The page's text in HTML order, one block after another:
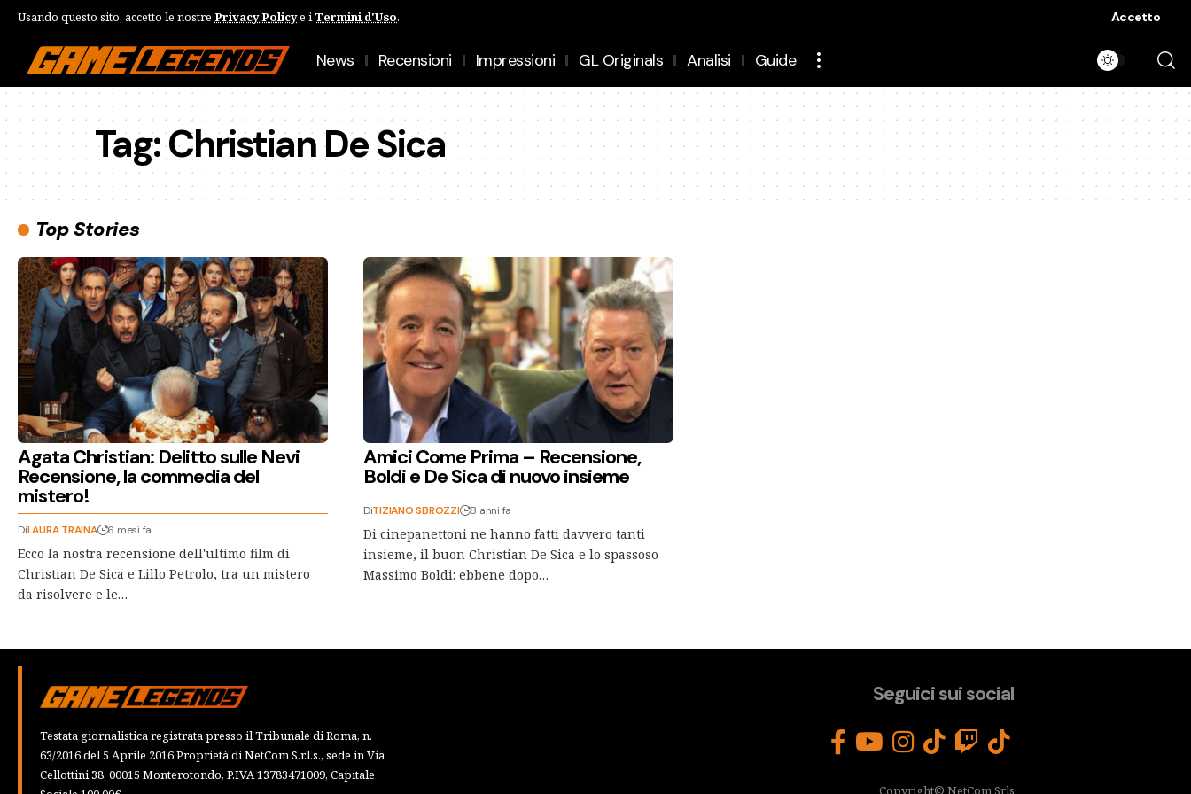
Usando questo sito, accetto le nostre Privacy Policye i Termini d'Uso. Accetto
News Recensioni Impressioni GL Originals Analisi Guide
Tag:Christian De Sica
Top Stories
Agata Christian: Delitto sulle Nevi
Recensione, la commedia del
mistero!
DiLAURA TRAINA 6 mesi fa
Ecco la nostra recensione dell'ultimo film di
Christian De Sica e Lillo Petrolo, tra un mistero
da risolvere e le…
Amici Come Prima – Recensione,
Boldi e De Sica di nuovo insieme
DiTIZIANO SBROZZI 8 anni fa
Di cinepanettoni ne hanno fatti davvero tanti
insieme, il buon Christian De Sica e lo spassoso
Massimo Boldi: ebbene dopo…
Testata giornalistica registrata presso il Tribunale di Roma, n.
63/2016 del 5 Aprile 2016 Proprietà di NetCom S.r.l.s., sede in Via
Cellottini 38, 00015 Monterotondo, P.IVA 13783471009, Capitale
Seguici sui social
Copyright© NetCom Srls